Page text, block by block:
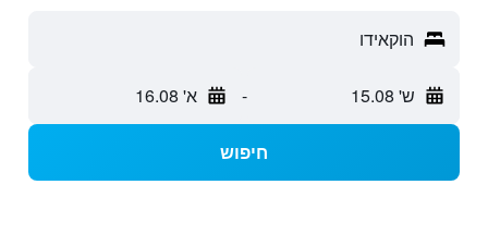
הוקאידו
ש' 15.08 - א' 16.08
חיפוש